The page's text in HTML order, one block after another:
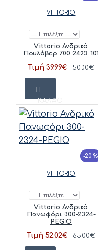
VITTORIO
Vittorio Ανδρικό
Πουλόβερ 700-2423-101
Τιμή 39.99€ 50.00€
ΚΑΛΆΘΙ
-20 %
VITTORIO
Vittorio Ανδρικό
Πανωφόρι 300-2324-
PEGIO
Τιμή 52.02€ 65.00€